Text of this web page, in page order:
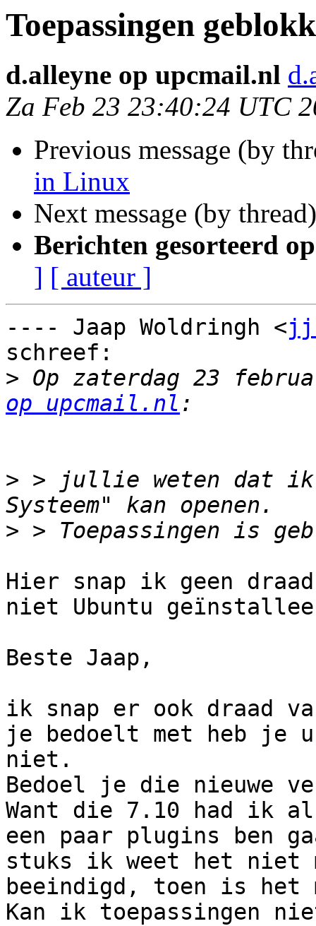
Toepassingen
d.alleyne op upcmail.nl
Za Feb 23 23:40:24 UTC
Previous message (by
in Linux
Next message (by
Berichten gesorteerd
] [ auteur ]
---- Jaap Woldringh <
schreef:
> Op zaterdag 23
op upcmail.nl
> > jullie weten dat
>
Hier snap ik geen
niet Ubuntu
Beste Jaap,
ik snap er ook draad
je bedoelt met heb je
niet.
Bedoel je die nieuwe
Want die 7.10 had ik al
een paar plugins ben
stuks ik weet het niet
beeindigd, toen is het
Kan ik toepassingen